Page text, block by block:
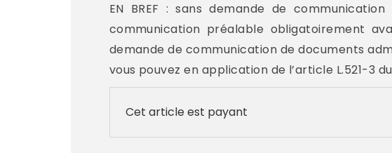
EN BREF : sans demande de
communication préalable obligatoirement
demande de communication de documents
vous pouvez en application de l’article L.521-3
Cet article est payant